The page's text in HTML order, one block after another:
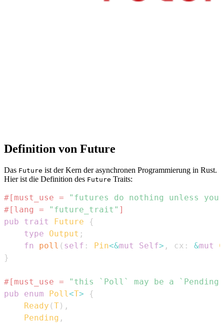
Definition von Future
Das Future ist der Kern der asynchronen Programmierung in Rust.
Hier ist die Definition des Future Traits:
#[must_use =
"futures do nothing unless
#[lang =
"future_trait" ]
pub
trait Future
{
type
Output ;
fn
poll ( self : Pin<&mut Self> , cx : &mut
}
#[must_use =
"this `Poll` may be a
pub
enum Poll<T>
{
Ready (T) ,
Pending ,